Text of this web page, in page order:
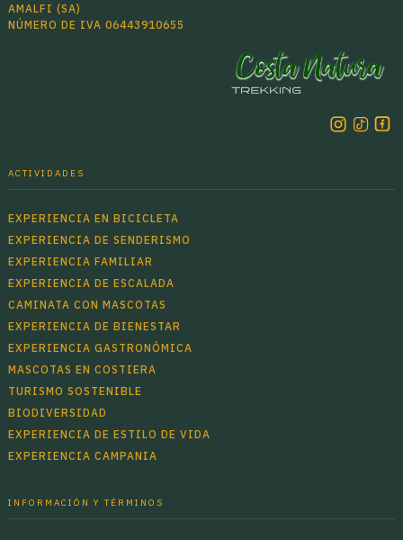
AMALFI (SA)
NÚMERO DE IVA 06443910655
ACTIVIDADES
EXPERIENCIA EN BICICLETA
EXPERIENCIA DE SENDERISMO
EXPERIENCIA FAMILIAR
EXPERIENCIA DE ESCALADA
CAMINATA CON MASCOTAS
EXPERIENCIA DE BIENESTAR
EXPERIENCIA GASTRONÓMICA
MASCOTAS EN COSTIERA
TURISMO SOSTENIBLE
BIODIVERSIDAD
EXPERIENCIA DE ESTILO DE VIDA
EXPERIENCIA CAMPANIA
INFORMACIÓN Y TÉRMINOS